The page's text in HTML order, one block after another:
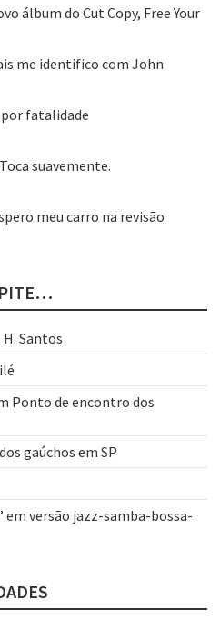
álbum do Cut Copy, Free Your
me identifico com John
por fatalidade
suavemente.
meu carro na revisão
Santos
Ponto de encontro dos
gaúchos em SP
em versão jazz-samba-bossa-